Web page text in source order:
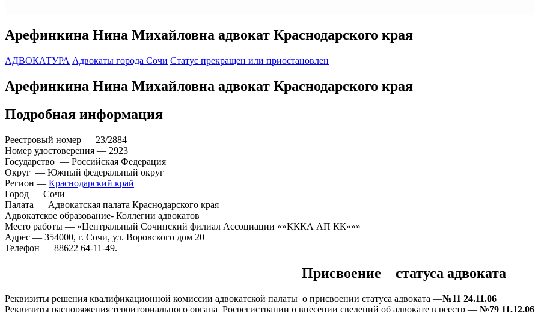
Арефинкина Нина Михайловна адвокат Краснодарского края
АДВОКАТУРА Адвокаты города Сочи Статус прекращен или приостановлен
Арефинкина Нина Михайловна адвокат Краснодарского края
Подробная информация
Реестровый номер — 23/2884
Номер удостоверения — 2923
Государство — Российская Федерация
Округ — Южный федеральный округ
Регион — Краснодарский край
Город — Сочи
Палата — Адвокатская палата Краснодарского края
Адвокатское образование- Коллегии адвокатов
Место работы — «Центральный Сочинский филиал Ассоциации «»КККА АП КК»»»
Адрес — 354000, г. Сочи, ул. Воровского дом 20
Телефон — 88622 64-11-49.
Присвоение статуса адвоката
Реквизиты решения квалификационной комиссии адвокатской палаты о присвоении статуса адвоката —№11 24.11.06
Реквизиты распоряжения территориального органа Росрегистрации о внесении сведений об адвокате в реестр — №79 11.12.06